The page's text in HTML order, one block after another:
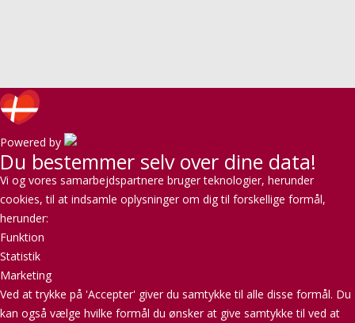
Powered by
Du bestemmer selv over dine data!
Vi og vores samarbejdspartnere bruger teknologier, herunder
cookies, til at indsamle oplysninger om dig til forskellige formål,
herunder:
Funktion
Statistik
Marketing
Ved at trykke på 'Accepter' giver du samtykke til alle disse formål. Du
kan også vælge hvilke formål du ønsker at give samtykke til ved at